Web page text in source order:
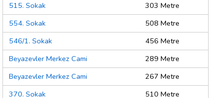
515. Sokak
303 Metre
554. Sokak
508 Metre
546/1. Sokak
456 Metre
Beyazevler Merkez Cami
289 Metre
Beyazevler Merkez Cami
267 Metre
370. Sokak
510 Metre